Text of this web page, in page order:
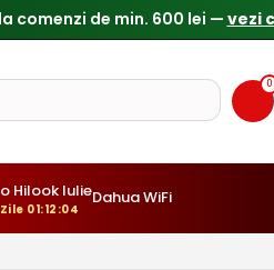
comenzi de min. 600 lei — vezi
0
Hilook Iulie
01:12:03
Dahua WiFi